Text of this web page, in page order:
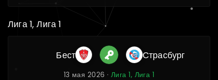
Лига 1, Лига 1
Бест Страсбург
13 мая 2026 · Лига 1, Лига 1